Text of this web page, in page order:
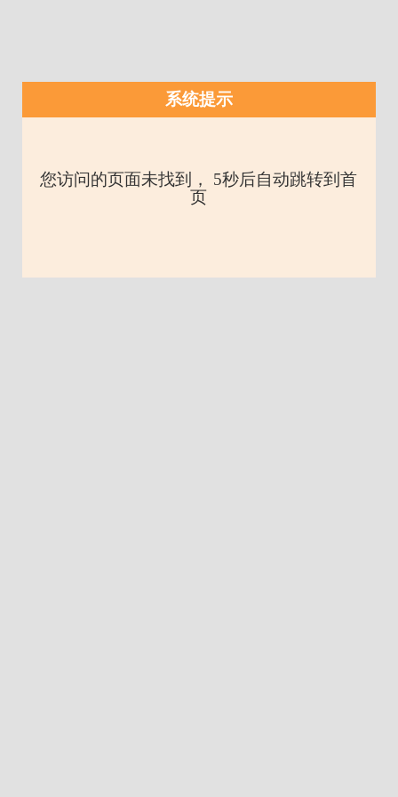
系统提示
您访问的页面未找到， 5秒后自动跳转到首
页